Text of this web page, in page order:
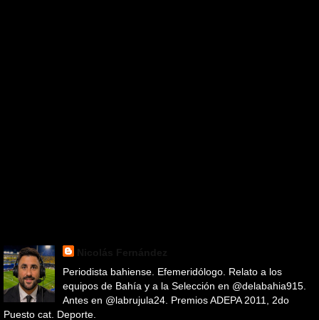
Periodista bahiense. Efemeridólogo. Relato a los
equipos de Bahía y a la Selección en @delabahia915.
Antes en @labrujula24. Premios ADEPA 2011, 2do
Puesto cat. Deporte.